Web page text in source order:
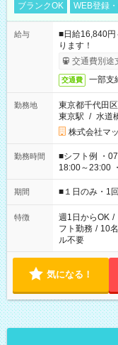
ブランクOK
WEB登録
給与
■日給16,840
ります！
交通費別途
交通費 一部支
勤務地
東京都千代田区
東京駅 / 水道
株式会社マ
勤務時間
■シフト例 ・
18:00～23:00
etc ★最短で3時間で5,120円のお仕事から 15時間で2万円近く稼
げるお仕事も！ ご希望のお時間に合わせてご紹介！ ※シフ
ください！
期間 ■１日のみ・1
特徴 週1日からOK /
フト勤務 / 10
ル不要
気になる！